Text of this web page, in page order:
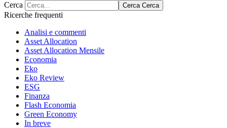
Cerca
Cerca Cerca
Ricerche frequenti
Analisi e commenti
Asset Allocation
Asset Allocation Mensile
Economia
Eko
Eko Review
ESG
Finanza
Flash Economia
Green Economy
In breve